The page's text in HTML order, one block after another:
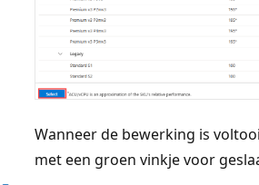
Wanneer de bewerking is
met een groen vinkje voor